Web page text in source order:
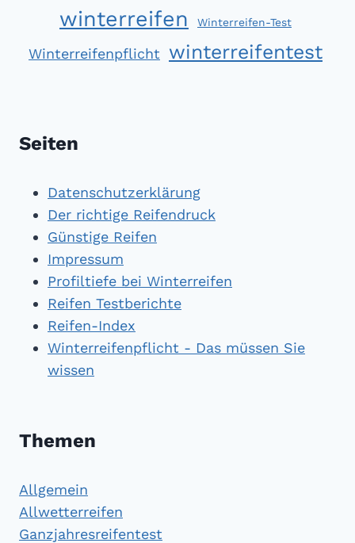
winterreifen Winterreifen-Test
Winterreifenpflicht winterreifentest
Seiten
Datenschutzerklärung
Der richtige Reifendruck
Günstige Reifen
Impressum
Profiltiefe bei Winterreifen
Reifen Testberichte
Reifen-Index
Winterreifenpflicht - Das müssen Sie
wissen
Themen
Allgemein
Allwetterreifen
Ganzjahresreifentest